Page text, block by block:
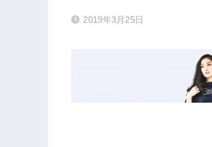
2019年3月25日